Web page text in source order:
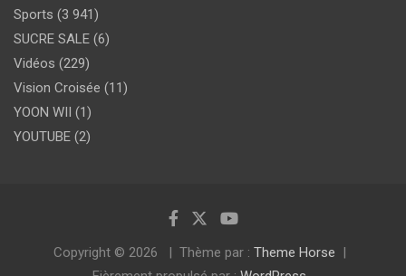
Sports (3 941)
SUCRE SALE (6)
Vidéos (229)
Vision Croisée (11)
YOON WII
(1)
YOUTUBE (2)
Copyright © 2026 Thème par : Theme Horse